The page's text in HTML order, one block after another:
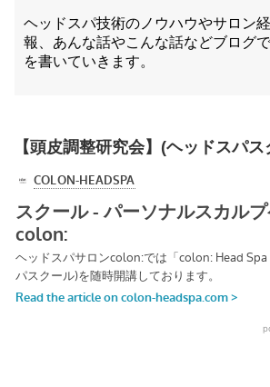
ヘッドスパ技術のノウハウやサロン
報、あんな話やこんな話などブログ
を書いていきます。
【頭皮調整研究会】(ヘッドスパ